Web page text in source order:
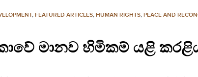
, FEATURED ARTICLES, HUMAN RIGHTS, PEACE AND
මානව හිමිකම් යළි